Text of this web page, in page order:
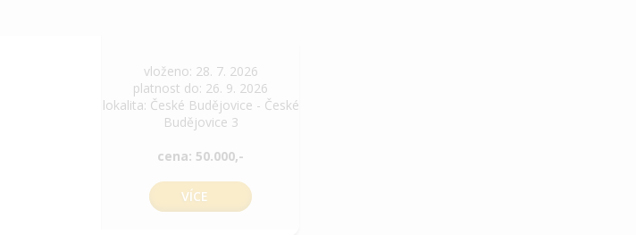
vloženo: 28. 7. 2026
platnost do: 26. 9. 2026
lokalita: České Budějovice - České
Budějovice 3
cena: 50.000,-
VÍCE